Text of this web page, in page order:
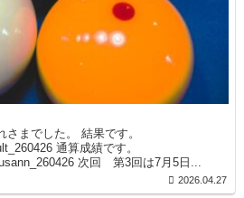
までした。 結果です。
通算成績です。
次回 第3回は7月5日...
2026.04.27